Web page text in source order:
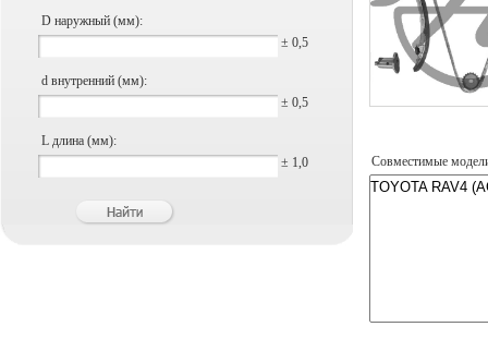
D наружный (мм):
± 0,5
d внутренний (мм):
± 0,5
L длина (мм):
± 1,0
Совместимые